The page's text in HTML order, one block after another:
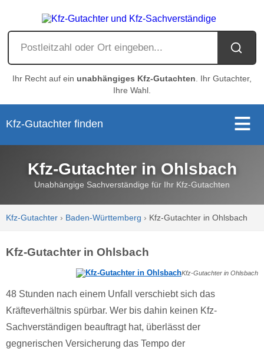
Ihr Recht auf ein unabhängiges Kfz-Gutachten . Ihr Gutachter,
Ihre Wahl.
Kfz-Gutachter finden
Kfz-Gutachter in Ohlsbach
Unabhängige Sachverständige für Ihr Kfz-Gutachten
Kfz-Gutachter › Baden-Württemberg › Kfz-Gutachter in Ohlsbach
Kfz-Gutachter in Ohlsbach
Kfz-Gutachter in Ohlsbach
48 Stunden nach einem Unfall verschiebt sich das
Kräfteverhältnis spürbar. Wer bis dahin keinen Kfz-
Sachverständigen beauftragt hat, überlässt der
gegnerischen Versicherung das Tempo der